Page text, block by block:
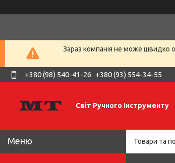
Зараз компанія не може швидко
+380 (98) 540-41-26 +380 (93) 554-34-55
Світ Ручного Інструменту
Товари та